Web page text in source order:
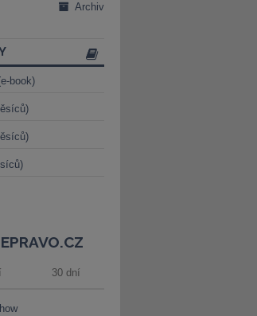
Archiv
book)
30 dní